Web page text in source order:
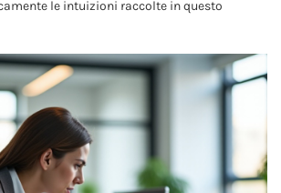
le intuizioni raccolte in questo